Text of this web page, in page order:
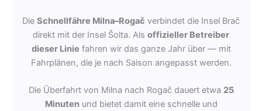
Die Schnellfähre Milna–Rogač verbindet die Insel Brač
direkt mit der Insel Šolta. Als offizieller Betreiber
dieser Linie fahren wir das ganze Jahr über — mit
Fahrplänen, die je nach Saison angepasst werden.
Die Überfahrt von Milna nach Rogač dauert etwa 25
Minutenund bietet damit eine schnelle und